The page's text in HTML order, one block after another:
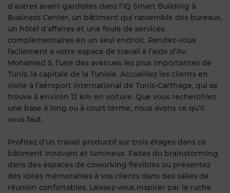
d’autres avant-gardistes dans l’IQ Smart Building &
Business Center, un bâtiment qui rassemble des bureaux,
un hôtel d’affaires et une foule de services
complémentaires en un seul endroit. Rendez-vous
facilement à votre espace de travail à l’aide d’Av.
Mohamed 5, l’une des avenues les plus importantes de
Tunis, la capitale de la Tunisie. Accueillez les clients en
visite à l’aéroport international de Tunis-Carthage, qui se
trouve à environ 12 km en voiture. Que vous recherchiez
une base à long ou à court terme, nous avons ce qu’il
vous faut.
Profitez d’un travail productif sur trois étages dans ce
bâtiment innovant et lumineux. Faites du brainstorming
dans des espaces de coworking flexibles ou présentez
des idées mémorables à vos clients dans des salles de
réunion confortables. Laissez-vous inspirer par la ruche